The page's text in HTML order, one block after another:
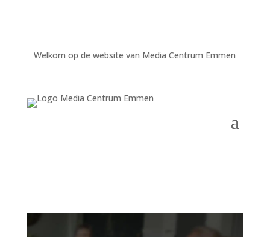
Welkom op de website van Media Centrum Emmen